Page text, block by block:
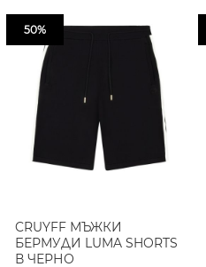
50%
CRUYFF МЪЖКИ
БЕРМУДИ LUMA SHORTS
В ЧЕРНО